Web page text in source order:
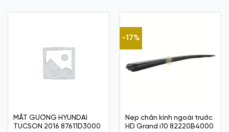
MẶT GƯƠNG HYUNDAI
TUCSON 2016 87611D3000
-17%
Nẹp chân kính ngoài trước
HD Grand i10 82220B4000